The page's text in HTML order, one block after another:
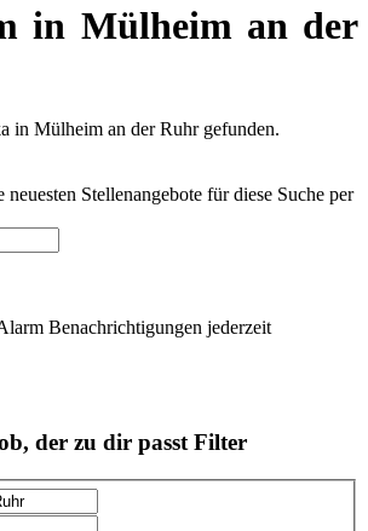
in Mülheim an der
in Mülheim an der Ruhr gefunden.
neuesten Stellenangebote für diese Suche per
Benachrichtigungen jederzeit
der zu dir passt Filter